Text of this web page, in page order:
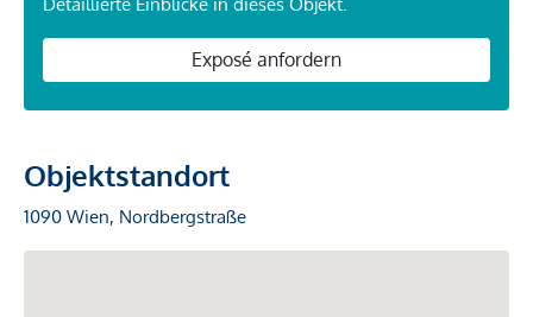
Exposé anfordern
Objektstandort
1090 Wien, Nordbergstraße